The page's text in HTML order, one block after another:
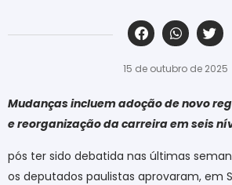
‎ ‎ ‎ ‎ ‎ ‎ ‎ ‎ ‎ ‎ ‎ ‎ ‎ ‎ ‎ ‎ ‎ ‎ ‎ ‎ ‎ ‎ ‎ ‎ ‎ ‎ ‎ ‎ ‎ ‎ ‎
15 de outubro de 2025
Mudanças incluem adoção de novo
e reorganização da carreira em seis
pós ter sido debatida nas últimas
os deputados paulistas aprovaram, em